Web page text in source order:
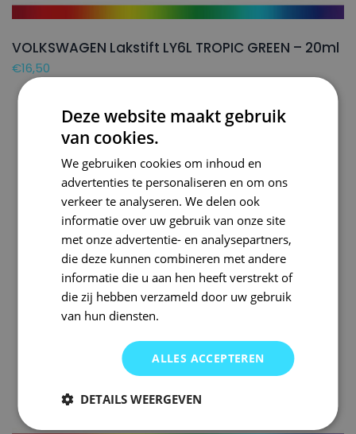
VOLKSWAGEN Lakstift LY6L TROPIC GREEN – 20ml
€16,50
Deze website maakt gebruik
van cookies.
We gebruiken cookies om inhoud en
advertenties te personaliseren en om ons
verkeer te analyseren. We delen ook
informatie over uw gebruik van onze site
met onze advertentie- en analysepartners,
die deze kunnen combineren met andere
informatie die u aan hen heeft verstrekt of
die zij hebben verzameld door uw gebruik
van hun diensten.
ALLES ACCEPTEREN
DETAILS WEERGEVEN